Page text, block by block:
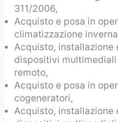
311/2006,
Acquisto e posa in
climatizzazione
Acquisto, installazione
dispositivi
remoto,
Acquisto e posa in
cogeneratori,
Acquisto, installazione